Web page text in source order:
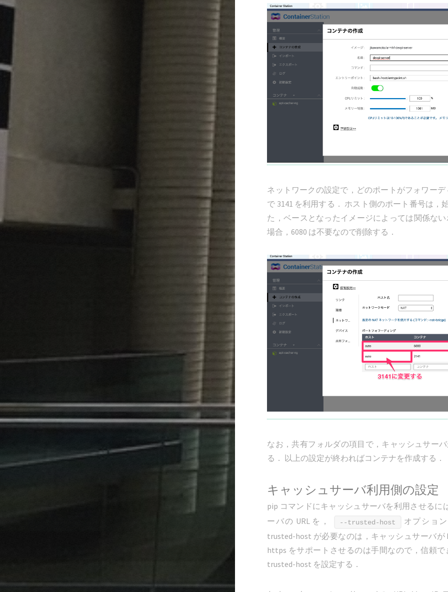
ネットワークの設定で，どのポートがフォワー
で 3141 を利用する． ホスト側のポート番号は，
た，ベースとなったイメージによっては関係な
場合，6080 は不要なので削除する．
なお，共有フォルダの項目で，キャッシュサー
る． 以上の設定が終わればコンテナを作成する．
キャッシュサーバ利用側の設定
pip コマンドにキャッシュサーバを利用させるに
ーバの URL を，
--trusted-host
オプショ
trusted-host が必要なのは，キャッシュサーバ
https をサポートさせるのは手間なので，信頼
trusted-host を設定する．